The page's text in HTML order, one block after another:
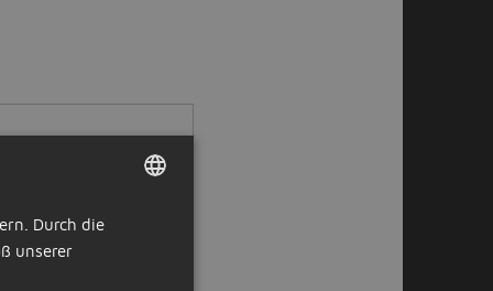
DUTCH
Durch die
unserer